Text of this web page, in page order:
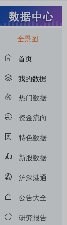
全景图
首页
我的数据
热门数据
资金流向
特色数据
新股数据
沪深港通
公告大全
研究报告